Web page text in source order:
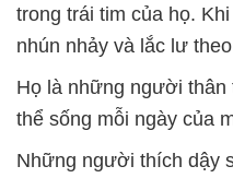
trong trái tim của họ.
nhún nhảy và lắc lư
Họ là những người thân
thể sống mỗi ngày của
Những người thích dậy